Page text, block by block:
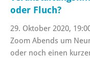
oder Fluch?
29. Oktober 2020,
Zoom Abends um
oder noch einen